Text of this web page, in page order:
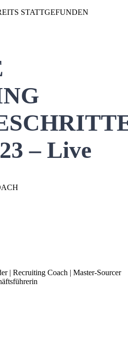
STATTGEFUNDEN
– Live
| Recruiting Coach | Master-Sourcer